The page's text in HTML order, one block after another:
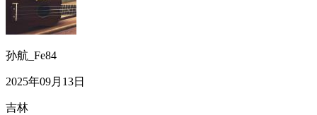
孙航_Fe84
2025年09月13日
吉林